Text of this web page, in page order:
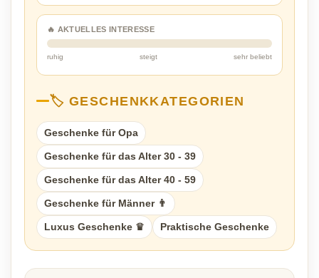
🔥 AKTUELLES INTERESSE
ruhig steigt sehr beliebt
🏷️ GESCHENKKATEGORIEN
Geschenke für Opa
Geschenke für das Alter 30 - 39
Geschenke für das Alter 40 - 59
Geschenke für Männer 👨
Luxus Geschenke ♛ Praktische Geschenke